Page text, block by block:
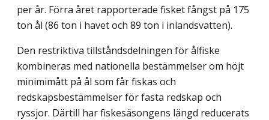
per år. Förra året rapporterade fisket fångst på 175
ton ål (86 ton i havet och 89 ton i inlandsvatten).
Den restriktiva tillståndsdelningen för ålfiske
kombineras med nationella bestämmelser om höjt
minimimått på ål som får fiskas och
redskapsbestämmelser för fasta redskap och
ryssjor. Därtill har fiskesäsongens längd reducerats